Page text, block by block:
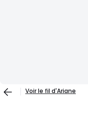
Voir le fil d'Ariane